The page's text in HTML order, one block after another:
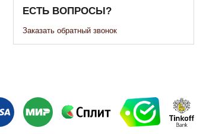
ЕСТЬ ВОПРОСЫ?
Заказать обратный звонок